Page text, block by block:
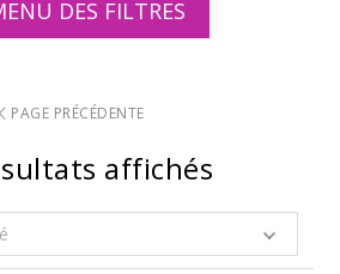
DES FILTRES
PAGE PRÉCÉDENTE
affichés